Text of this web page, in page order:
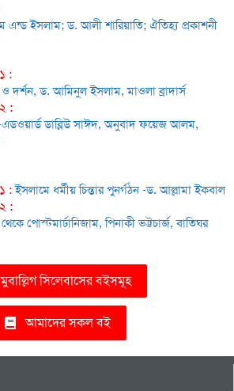
এন্ড ইসলাম; ড. আলী শারিয়াতি; ঐতিহ্য প্রকাশনী
:
ও দর্শন, ড. আমিনুল ইসলাম, মাওলা ব্রাদার্স
২ :
-এডওয়ার্ড ডাব্লিউ সাঈদ, অনুবাদ ফয়েজ আলম,
: ইসলামে ধর্মীয় চিন্তার পুনর্গঠন -ড. আল্লামা ইকবাল
২ :
পোস্টমার্ঢানিজাম, পিনাকী ভট্টচার্জ, বাতিঘর
মুবাল্লিগ সিলেবাসের বইসমূহ
আমাদের সকল বই